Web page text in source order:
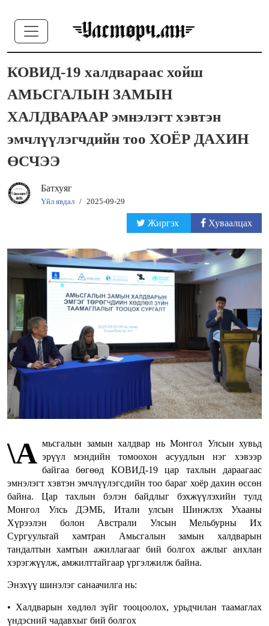
КОВИД-19 халдвараас хойш
АМЬСГАЛЫН ЗАМЫН
ХАЛДВАРААР эмнэлэгт хэвтэн
эмчлүүлэгчдийн тоо ХОЁР ДАХИН
ӨСЧЭЭ
Батхуяг
Үйл явдал / 2025-09-29
Жиргэх Хуваалцах
\А мьсгалын замын халдвар нь Монгол Улсын хувьд
эрүүл мэндийн томоохон асуудлын нэг хэвээр
байгаа бөгөөд КОВИД-19 цар тахлын дараагаас
эмнэлэгт хэвтэн эмчлүүлэгсдийн тоо бараг хоёр дахин өссөн
байна. Цар тахлын бэлэн байдлыг бэхжүүлэхийн тулд
Монгол Улсь ДЭМБ, Итали улсын Шинжлэх Ухааны
Хүрээлэн болон Австрали Улсын Мельбурны Их
Сургуультай хамтран Амьсгалын замын халдварын
тандалтын хамтын ажиллагааг бий болгох ажлыг анхлан
хэрэгжүүлж, амжилттайгаар үргэлжилж байна.
Энэхүү шинэлэг санаачилга нь:
• Халдварын хөдлөл зүйг тооцоолох, урьдчилан таамаглах
үндэсний чадавхыг бий болгох